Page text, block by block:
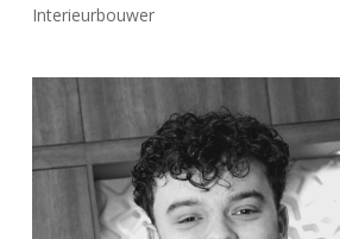
Interieurbouwer